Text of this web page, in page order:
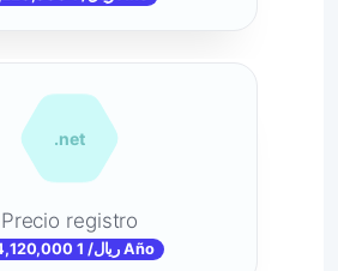
.net
Precio registro
34,120,000 ریال/ 1 Año